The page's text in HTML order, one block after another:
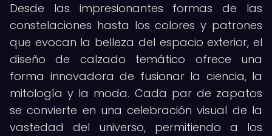
Desde las impresionantes formas de las
constelaciones hasta los colores y patrones
que evocan la belleza del espacio exterior, el
diseño de calzado temático ofrece una
forma innovadora de fusionar la ciencia, la
mitología y la moda. Cada par de zapatos
se convierte en una celebración visual de la
vastedad del universo, permitiendo a los